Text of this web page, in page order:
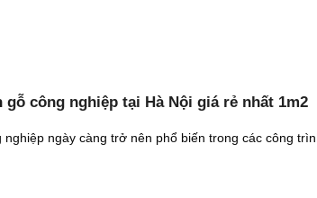
gỗ công nghiệp tại Hà Nội giá rẻ nhất 1m2
ngày càng trở nên phổ biến trong các công